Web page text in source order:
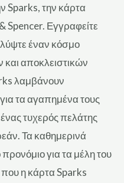
Sparks, την κάρτα
Spencer. Εγγραφείτε
έναν κόσμο
αποκλειστικών
λαμβάνουν
τα αγαπημένα τους
τυχερός πελάτης
Τα καθημερινά
για τα μέλη του
η κάρτα Sparks